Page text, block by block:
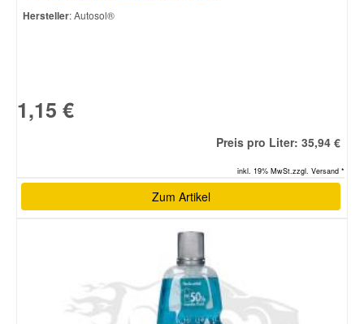
Hersteller: Autosol®
1,15 €
Preis pro Liter: 35,94 €
inkl. 19% MwSt.zzgl. Versand *
Zum Artikel